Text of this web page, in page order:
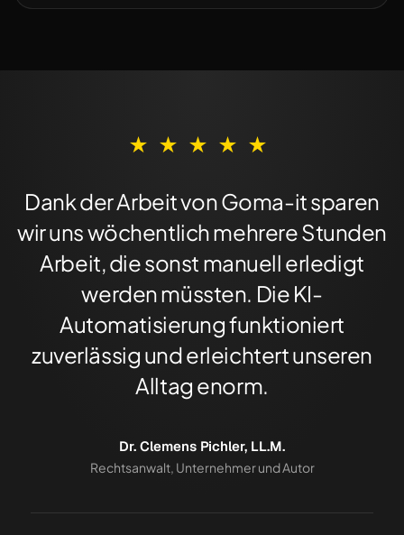
★ ★ ★ ★ ★
Dank der Arbeit von Goma-it sparen
wir uns wöchentlich mehrere Stunden
Arbeit, die sonst manuell erledigt
werden müssten. Die KI-
Automatisierung funktioniert
zuverlässig und erleichtert unseren
Alltag enorm.
Dr. Clemens Pichler, LL.M.
Rechtsanwalt, Unternehmer und Autor